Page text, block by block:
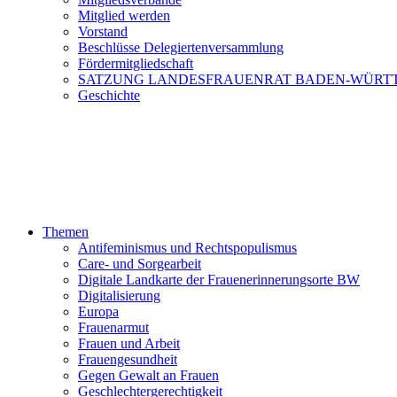
Mitglied werden
Vorstand
Beschlüsse Delegiertenversammlung
Fördermitgliedschaft
SATZUNG LANDESFRAUENRAT BADEN-
Geschichte
Themen
Antifeminismus und Rechtspopulismus
Care- und Sorgearbeit
Digitale Landkarte der Frauenerinnerungsorte BW
Digitalisierung
Europa
Frauenarmut
Frauen und Arbeit
Frauengesundheit
Gegen Gewalt an Frauen
Geschlechtergerechtigkeit